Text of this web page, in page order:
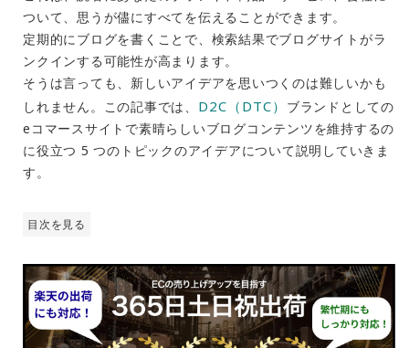
ついて、思うが儘にすべてを伝えることができます。
定期的にブログを書くことで、検索結果でブログサイトがラ
ンクインする可能性が高まります。
そうは言っても、新しいアイデアを思いつくのは難しいかも
しれません。この記事では、 D2C（DTC） ブランドとしての
eコマースサイトで素晴らしいブログコンテンツを維持するの
に役立つ 5 つのトピックのアイデアについて説明していきま
す。
目次を見る